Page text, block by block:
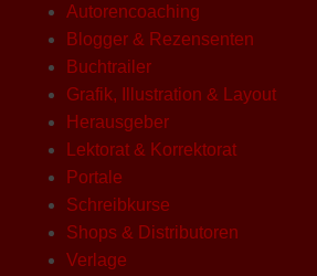
Autorencoaching
Blogger & Rezensenten
Buchtrailer
Grafik, Illustration & Layout
Herausgeber
Lektorat & Korrektorat
Portale
Schreibkurse
Shops & Distributoren
Verlage